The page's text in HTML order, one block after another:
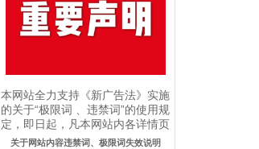
本网站全力支持《新广告法》实施
的关于“极限词 、违禁词”的使用规
定，即日起，凡本网站内各详情页
的内容、..
关于网站内容违禁词、极限词失效说明